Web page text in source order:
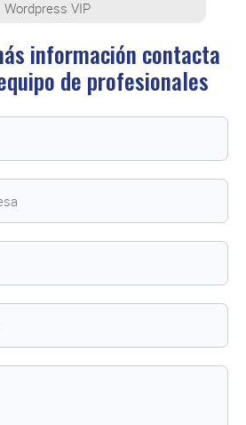
Wordpress VIP
información contacta
de profesionales